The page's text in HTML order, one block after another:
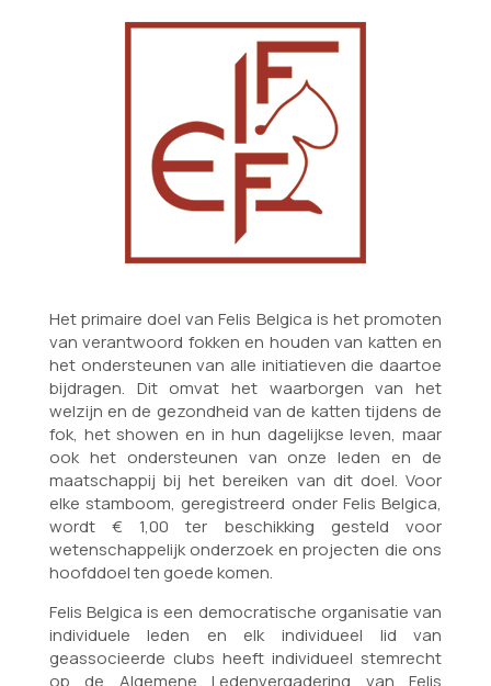
Het primaire doel van Felis Belgica is het promoten
van verantwoord fokken en houden van katten en
het ondersteunen van alle initiatieven die daartoe
bijdragen. Dit omvat het waarborgen van het
welzijn en de gezondheid van de katten tijdens de
fok, het showen en in hun dagelijkse leven, maar
ook het ondersteunen van onze leden en de
maatschappij bij het bereiken van dit doel. Voor
elke stamboom, geregistreerd onder Felis Belgica,
wordt € 1,00 ter beschikking gesteld voor
wetenschappelijk onderzoek en projecten die ons
hoofddoel ten goede komen.
Felis Belgica is een democratische organisatie van
individuele leden en elk individueel lid van
geassocieerde clubs heeft individueel stemrecht
op de Algemene Ledenvergadering van Felis